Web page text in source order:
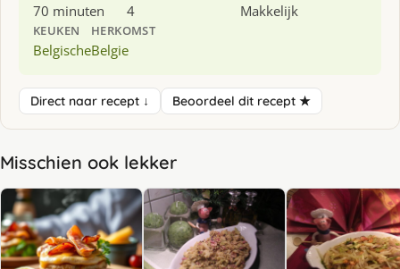
70 minuten 4 Makkelijk
KEUKEN
Belgische
HERKOMST
Belgie
Direct naar recept ↓ Beoordeel dit recept ★
Misschien ook lekker